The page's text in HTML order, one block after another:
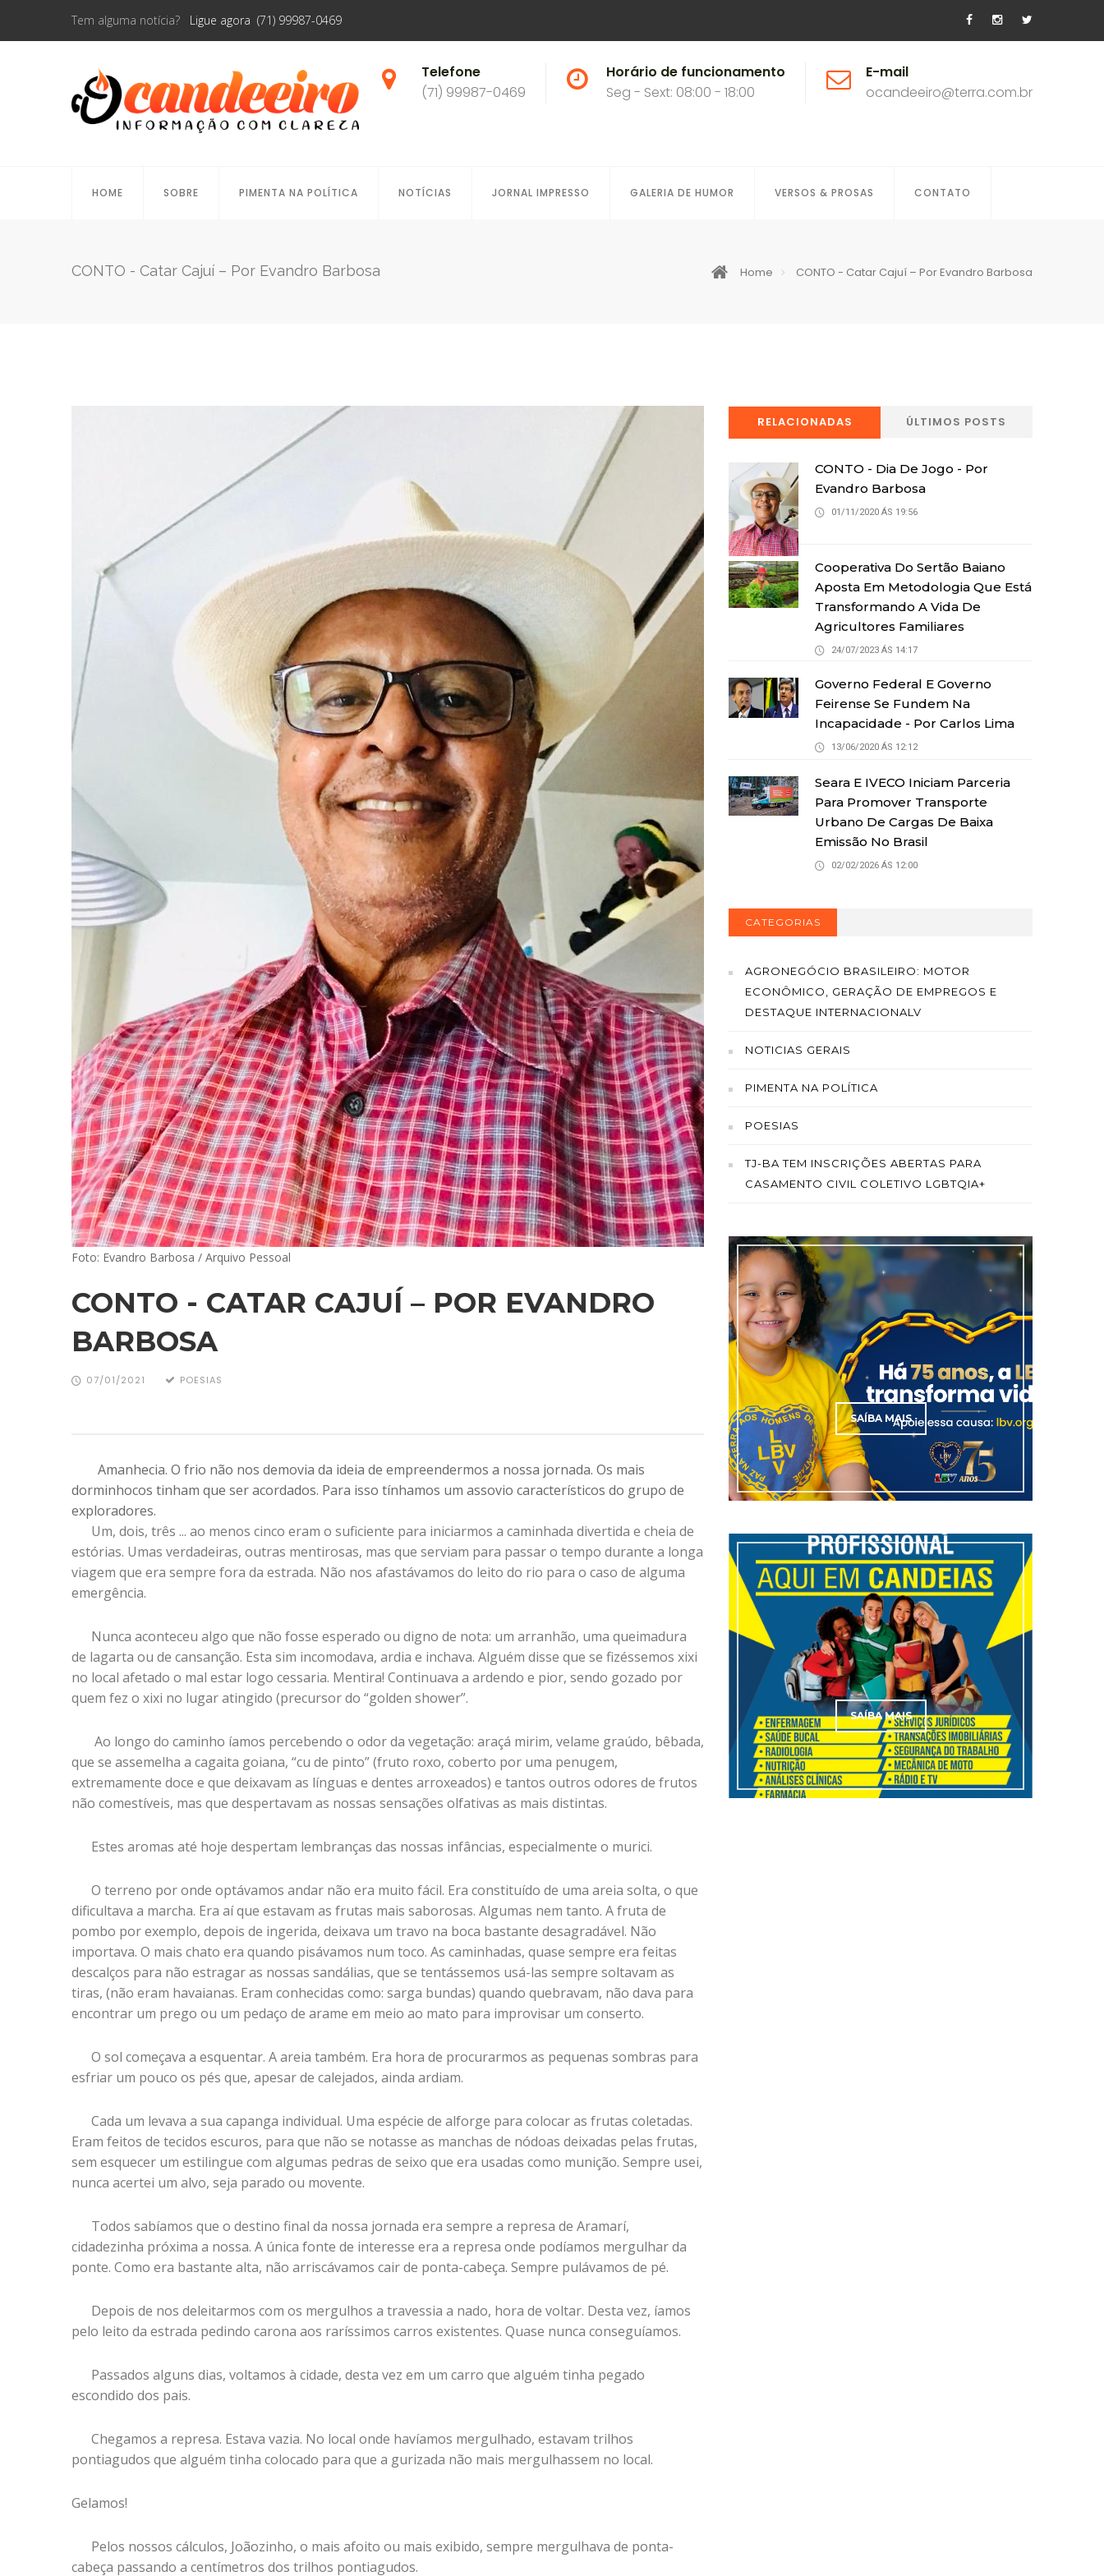
Tem alguma notícia? Ligue agora (71) 99987-0469
Telefone
(71) 99987-0469
Horário de funcionamento
Seg - Sext: 08:00 - 18:00
E-mail
ocandeeiro@terra.com.br
HOME SOBRE PIMENTA NA POLÍTICA NOTÍCIAS JORNAL IMPRESSO GALERIA DE HUMOR VERSOS & PROSAS CONTATO
CONTO - Catar Cajuí – Por Evandro Barbosa Home CONTO - Catar Cajuí – Por Evandro Barbosa
Foto: Evandro Barbosa / Arquivo Pessoal
CONTO - CATAR CAJUÍ – POR EVANDRO
BARBOSA
07/01/2021 POESIAS
Amanhecia. O frio não nos demovia da ideia de empreendermos a nossa jornada. Os mais
dorminhocos tinham que ser acordados. Para isso tínhamos um assovio característicos do grupo de
exploradores.
Um, dois, três ... ao menos cinco eram o suficiente para iniciarmos a caminhada divertida e cheia de
estórias. Umas verdadeiras, outras mentirosas, mas que serviam para passar o tempo durante a longa
viagem que era sempre fora da estrada. Não nos afastávamos do leito do rio para o caso de alguma
emergência.
Nunca aconteceu algo que não fosse esperado ou digno de nota: um arranhão, uma queimadura
de lagarta ou de cansanção. Esta sim incomodava, ardia e inchava. Alguém disse que se fizéssemos xixi
no local afetado o mal estar logo cessaria. Mentira! Continuava a ardendo e pior, sendo gozado por
quem fez o xixi no lugar atingido (precursor do “golden shower”.
Ao longo do caminho íamos percebendo o odor da vegetação: araçá mirim, velame graúdo, bêbada,
que se assemelha a cagaita goiana, “cu de pinto” (fruto roxo, coberto por uma penugem,
extremamente doce e que deixavam as línguas e dentes arroxeados) e tantos outros odores de frutos
não comestíveis, mas que despertavam as nossas sensações olfativas as mais distintas.
Estes aromas até hoje despertam lembranças das nossas infâncias, especialmente o murici.
O terreno por onde optávamos andar não era muito fácil. Era constituído de uma areia solta, o que
dificultava a marcha. Era aí que estavam as frutas mais saborosas. Algumas nem tanto. A fruta de
pombo por exemplo, depois de ingerida, deixava um travo na boca bastante desagradável. Não
importava. O mais chato era quando pisávamos num toco. As caminhadas, quase sempre era feitas
descalços para não estragar as nossas sandálias, que se tentássemos usá-las sempre soltavam as
tiras, (não eram havaianas. Eram conhecidas como: sarga bundas) quando quebravam, não dava para
encontrar um prego ou um pedaço de arame em meio ao mato para improvisar um conserto.
O sol começava a esquentar. A areia também. Era hora de procurarmos as pequenas sombras para
esfriar um pouco os pés que, apesar de calejados, ainda ardiam.
Cada um levava a sua capanga individual. Uma espécie de alforge para colocar as frutas coletadas.
Eram feitos de tecidos escuros, para que não se notasse as manchas de nódoas deixadas pelas frutas,
sem esquecer um estilingue com algumas pedras de seixo que era usadas como munição. Sempre usei,
nunca acertei um alvo, seja parado ou movente.
Todos sabíamos que o destino final da nossa jornada era sempre a represa de Aramarí,
cidadezinha próxima a nossa. A única fonte de interesse era a represa onde podíamos mergulhar da
ponte. Como era bastante alta, não arriscávamos cair de ponta-cabeça. Sempre pulávamos de pé.
Depois de nos deleitarmos com os mergulhos a travessia a nado, hora de voltar. Desta vez, íamos
pelo leito da estrada pedindo carona aos raríssimos carros existentes. Quase nunca conseguíamos.
Passados alguns dias, voltamos à cidade, desta vez em um carro que alguém tinha pegado
escondido dos pais.
Chegamos a represa. Estava vazia. No local onde havíamos mergulhado, estavam trilhos
pontiagudos que alguém tinha colocado para que a gurizada não mais mergulhassem no local.
Gelamos!
Pelos nossos cálculos, Joãozinho, o mais afoito ou mais exibido, sempre mergulhava de ponta-
cabeça passando a centímetros dos trilhos pontiagudos.
RELACIONADAS ÚLTIMOS POSTS
CONTO - Dia De Jogo - Por
Evandro Barbosa
01/11/2020 ÁS 19:56
Cooperativa Do Sertão Baiano
Aposta Em Metodologia Que Está
Transformando A Vida De
Agricultores Familiares
24/07/2023 ÁS 14:17
Governo Federal E Governo
Feirense Se Fundem Na
Incapacidade - Por Carlos Lima
13/06/2020 ÁS 12:12
Seara E IVECO Iniciam Parceria
Para Promover Transporte
Urbano De Cargas De Baixa
Emissão No Brasil
02/02/2026 ÁS 12:00
CATEGORIAS
AGRONEGÓCIO BRASILEIRO: MOTOR
ECONÔMICO, GERAÇÃO DE EMPREGOS E
DESTAQUE INTERNACIONALV
NOTICIAS GERAIS
PIMENTA NA POLÍTICA
POESIAS
TJ-BA TEM INSCRIÇÕES ABERTAS PARA
CASAMENTO CIVIL COLETIVO LGBTQIA+
SAÍBA MAIS
SAÍBA MAIS